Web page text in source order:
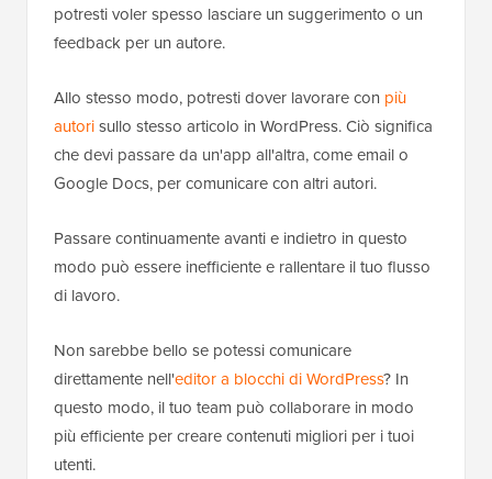
potresti voler spesso lasciare un suggerimento o un
feedback per un autore.
Allo stesso modo, potresti dover lavorare con più
autorisullo stesso articolo in WordPress. Ciò significa
che devi passare da un'app all'altra, come email o
Google Docs, per comunicare con altri autori.
Passare continuamente avanti e indietro in questo
modo può essere inefficiente e rallentare il tuo flusso
di lavoro.
Non sarebbe bello se potessi comunicare
direttamente nell'editor a blocchi di WordPress? In
questo modo, il tuo team può collaborare in modo
più efficiente per creare contenuti migliori per i tuoi
utenti.